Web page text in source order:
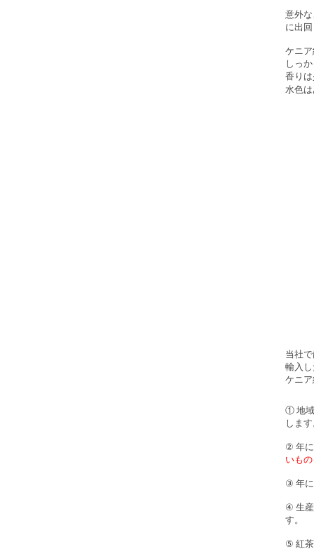
意外
に出
ケニ
しっ
香り
水色は
当社
輸入し
ケニ
① 地域
します
② 年に
いも
③ 年に
④ 生産
す。
⑤ 紅